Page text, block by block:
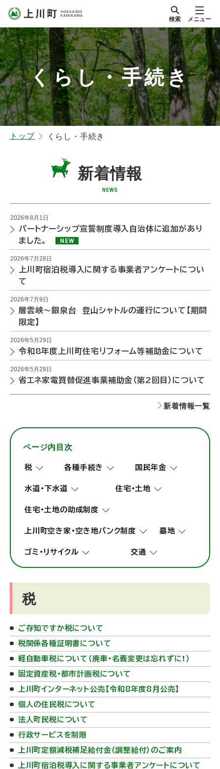
へ
メ
ニ
ュ
ー
へ
北海道上川町
Hokkaido Kamikawa
Twon
サイト内
検索 メニュー
くらし・手続き
トップ くらし・手続き
新着情報
NEWS
2026年8月1日
パートナーシップ宣誓制度導入自治体に追加があり
ました。
NEW
2026年7月28日
上川町宿泊税導入に関する事業者アンケートについ
て
2026年7月9日
層雲峡～銀泉台 登山シャトルの運行について【期間
限定】
2026年5月29日
令和8年度上川町住宅リフォーム等補助金について
2026年5月28日
省エネ家電買替促進事業補助金（第2回目）について
新着情報一覧
ページ内目次
税 各種手続き 国民年金
水道・下水道 住宅・土地
住宅・土地の助成制度
上川町空き家・空き地バンク制度 墓地
ゴミ・リサイクル 交通
税
ご存知ですか税について
税関係各種証明書について
軽自動車税について（廃車・名義変更は忘れずに！）
固定資産税・都市計画税について
上川町インターネット公売【令和8年度8月公売】
個人の住民税について
法人町民税について
行政サービスを制限
上川町定額減税補足給付金（調整給付）のご案内
上川町宿泊税導入に関する事業者アンケートについて